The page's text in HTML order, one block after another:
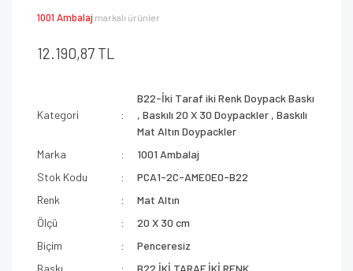
1001 Ambalaj markalı ürünler
12.190,87 TL
Kategori
B22-İki Taraf iki Renk Doypack Baskı
,Baskılı 20 X 30 Doypackler ,Baskılı
Mat Altın Doypackler
Marka
1001 Ambalaj
Stok Kodu
PCA1-2C-AME0E0-B22
Renk
Mat Altın
Ölçü
20 X 30 cm
Biçim
Penceresiz